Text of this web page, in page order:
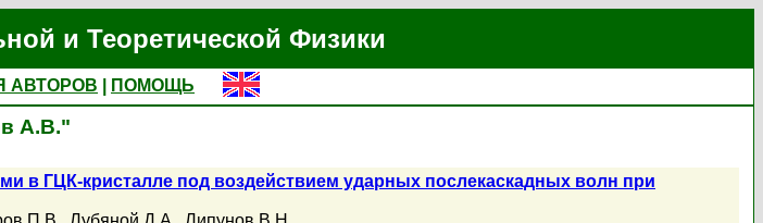
и Теоретической Физики
АВТОРОВ
ПОМОЩЬ
А.В."
в ГЦК-кристалле под воздействием ударных послекаскадных волн при